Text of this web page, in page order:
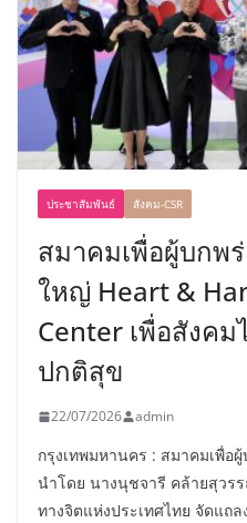
ประชาสัมพันธ์ สังคม-CSR
สมาคมเพื่อผู้บกพ
ใหญ่ Heart &
Center เพื่อสังค
ปกติสุข
22/07/2026 admin
กรุงเทพมหานคร : สมาคมเพื่อ
นำโดย นางนุชจารี คล้ายสุวร
ทางจิตแห่งประเทศไทย จัดแถ